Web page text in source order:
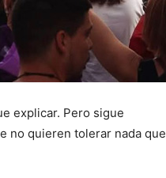
explicar. Pero sigue
no quieren tolerar nada que